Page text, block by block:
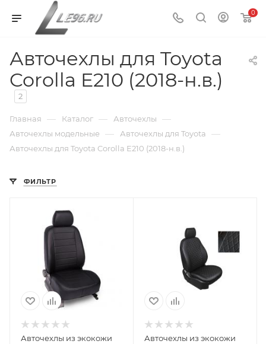
0
Авточехлы для Toyota
Corolla E210 (2018-н.в.)
2
Главная — Каталог — Авточехлы —
Авточехлы модельные — Авточехлы для Toyota —
Авточехлы для Toyota Corolla E210 (2018-н.в.)
ФИЛЬТР
Авточехлы из экокожи
Авточехлы из экокожи